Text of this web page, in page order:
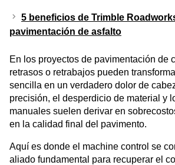
5 beneficios de Trimble
pavimentación de asfalto
En los proyectos de pavimentación de
retrasos o retrabajos pueden
sencilla en un verdadero dolor de
precisión, el desperdicio de material y
manuales suelen derivar en
en la calidad final del pavimento.
Aquí es donde el machine control se
aliado fundamental para recuperar el